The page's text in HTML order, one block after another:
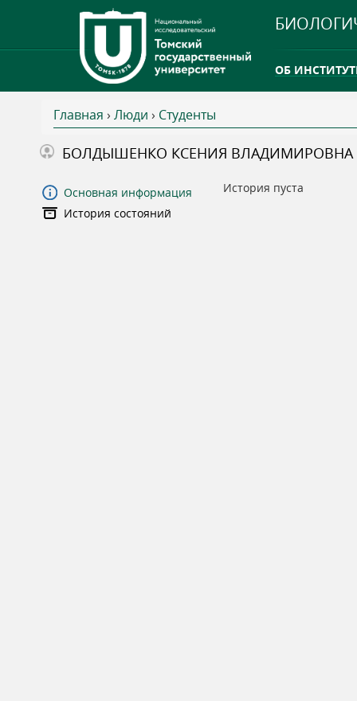
ОБ
ТГУ ОТКРЫЛ
В
ы
з
Главная › Люди › Студенты
БОЛДЫШЕНКО КСЕНИЯ ВЛАДИМИРОВНА
Основная информация
История состояний
История пуста